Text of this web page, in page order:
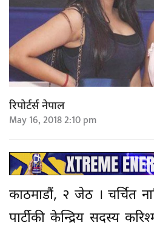
रिपोर्टर्स नेपाल
May 16, 2018 2:10 pm
काठमाडौं, २ जेठ । चर्चित
पार्टीकी केन्द्रिय सदस्य